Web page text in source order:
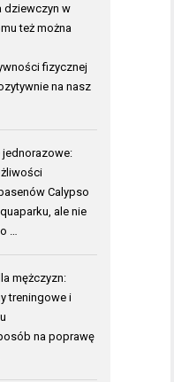
dziewczyn w
też można
fizycznej
na nasz
Calypso
ale nie
…
mężczyzn:
treningowe i
na poprawę